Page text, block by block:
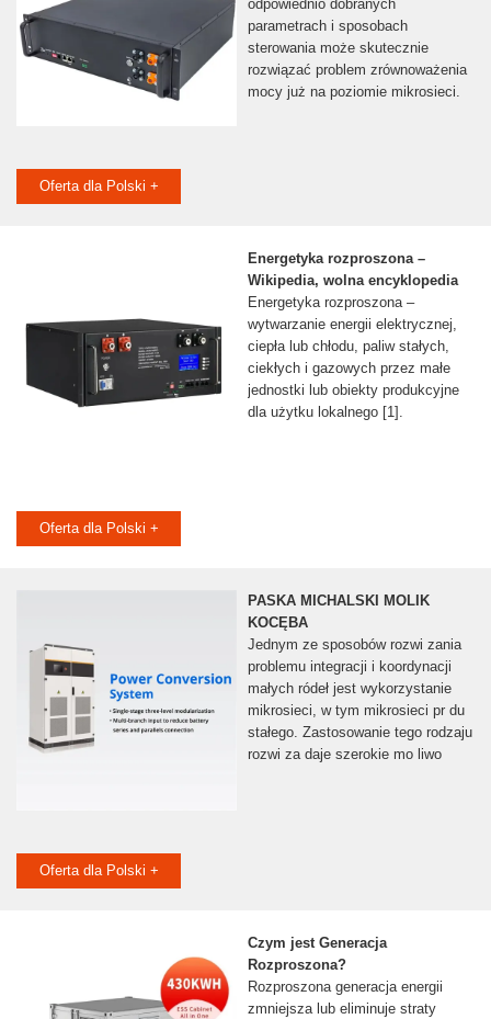
odpowiednio dobranych
parametrach i sposobach
sterowania może skutecznie
rozwiązać problem zrównoważenia
mocy już na poziomie mikrosieci.
Oferta dla Polski +
Energetyka rozproszona –
Wikipedia, wolna encyklopedia
Energetyka rozproszona –
wytwarzanie energii elektrycznej,
ciepła lub chłodu, paliw stałych,
ciekłych i gazowych przez małe
jednostki lub obiekty produkcyjne
dla użytku lokalnego [1].
Oferta dla Polski +
PASKA MICHALSKI MOLIK
KOCĘBA
Jednym ze sposobów rozwi zania
problemu integracji i koordynacji
małych ródeł jest wykorzystanie
mikrosieci, w tym mikrosieci pr du
stałego. Zastosowanie tego rodzaju
rozwi za daje szerokie mo liwo
Oferta dla Polski +
Czym jest Generacja
Rozproszona?
Rozproszona generacja energii
zmniejsza lub eliminuje straty